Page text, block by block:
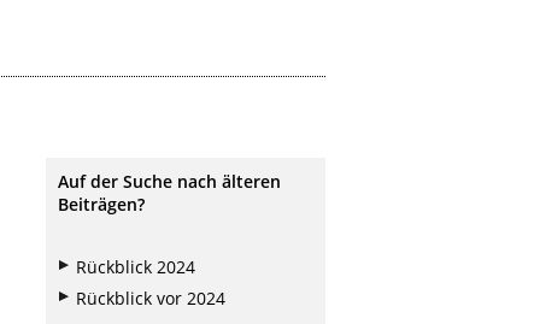
Auf der Suche nach älteren
Beiträgen?
Rückblick 2024
Rückblick vor 2024